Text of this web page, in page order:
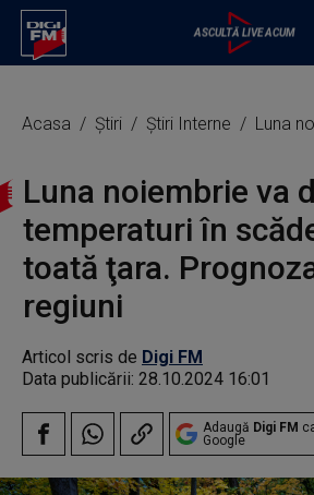
Acasa Știri Știri Interne Luna noiembrie va
Luna noiembrie va
temperaturi în
toată ţara.
regiuni
Articol scris de Digi FM
Data publicării: 28.10.2024 16:01
Adaugă Digi FM
Google